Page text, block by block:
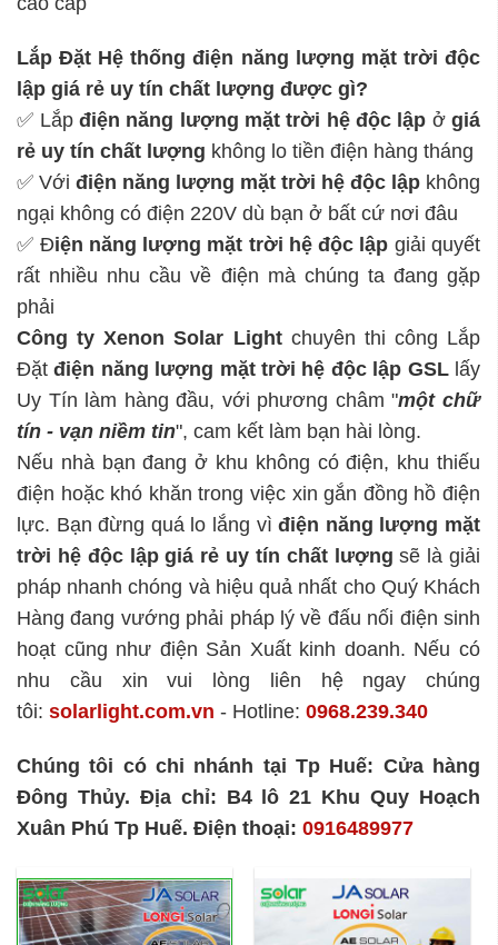
Lắp Đặt Hệ thống điện năng lượng mặt trời độc
lập giá rẻ uy tín chất lượng được gì?
✅ Lắp điện năng lượng mặt trời hệ độc lập ởgiá
rẻ uy tín chất lượng không lo tiền điện hàng tháng
✅ Với điện năng lượng mặt trời hệ độc lập không
ngại không có điện 220V dù bạn ở bất cứ nơi đâu
✅ Điện năng lượng mặt trời hệ độc lập giải quyết
rất nhiều nhu cầu về điện mà chúng ta đang gặp
phải
Công ty Xenon Solar Lightchuyên thi công Lắp
Đặtđiện năng lượng mặt trời hệ độc lập GSLlấy
Uy Tín làm hàng đầu, với phương châm "một chữ
tín - vạn niềm tin", cam kết làm bạn hài lòng.
Nếu nhà bạn đang ở khu không có điện, khu thiếu
điện hoặc khó khăn trong việc xin gắn đồng hồ điện
lực. Bạn đừng quá lo lắng vìđiện năng lượng mặt
trời hệ độc lậpgiá rẻ uy tín chất lượng sẽ là giải
pháp nhanh chóng và hiệu quả nhất cho Quý Khách
Hàng đang vướng phải pháp lý về đấu nối điện sinh
hoạt cũng như điện Sản Xuất kinh doanh. Nếu có
nhu cầu xin vui lòng liên hệ ngay chúng
tôi: solarlight.com.vn - Hotline: 0968.239.340
Chúng tôi có chi nhánh tại Tp Huế: Cửa hàng
Đông Thủy. Địa chỉ: B4 lô 21 Khu Quy Hoạch
Xuân Phú Tp Huế. Điện thoại: 0916489977